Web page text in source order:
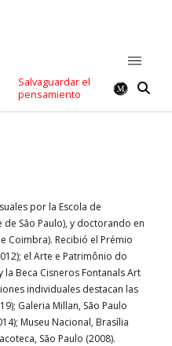
Salvaguardar el
pensamiento
por la Escola de
São Paulo), y doctorando en
Coimbra). Recibió el Prémio
el Arte e Patrimônio do
la Beca Cisneros Fontanals Art
individuales destacan las
Galeria Millan, São Paulo
Museu Nacional, Brasília
São Paulo (2008).